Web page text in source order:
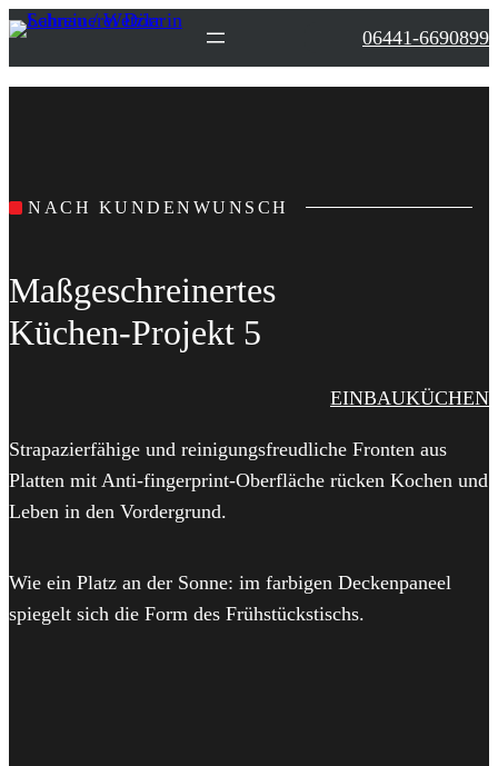
Zum
springen
06441-6690899
NACH KUNDENWUNSCH
Maßgeschreinertes
Küchen-Projekt 5
EINBAUKÜCHEN
Strapazierfähige und reinigungsfreudliche Fronten aus
Platten mit Anti-fingerprint-Oberfläche rücken Kochen und
Leben in den Vordergrund.
Wie ein Platz an der Sonne: im farbigen Deckenpaneel
spiegelt sich die Form des Frühstückstischs.